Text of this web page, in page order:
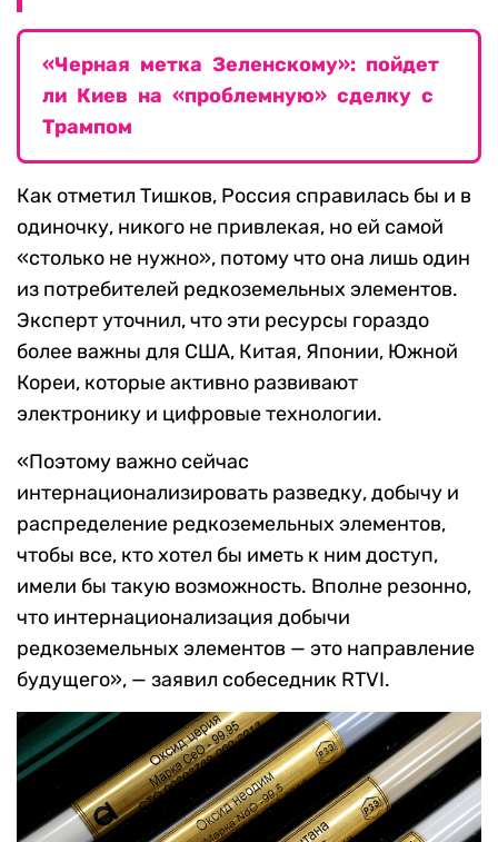
«Черная метка Зеленскому»: пойдет
ли Киев на «проблемную» сделку с
Трампом
Как отметил Тишков, Россия справилась бы и в
одиночку, никого не привлекая, но ей самой
«столько не нужно», потому что она лишь один
из потребителей редкоземельных элементов.
Эксперт уточнил, что эти ресурсы гораздо
более важны для США, Китая, Японии, Южной
Кореи, которые активно развивают
электронику и цифровые технологии.
«Поэтому важно сейчас
интернационализировать разведку, добычу и
распределение редкоземельных элементов,
чтобы все, кто хотел бы иметь к ним доступ,
имели бы такую возможность. Вполне резонно,
что интернационализация добычи
редкоземельных элементов — это направление
будущего», — заявил собеседник RTVI.